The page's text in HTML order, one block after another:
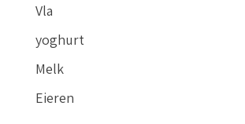
Vla
yoghurt
Melk
Eieren